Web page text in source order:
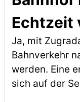
Echtzeit
Ja, mit
Bahnverkehr
werden. Eine
sich auf der